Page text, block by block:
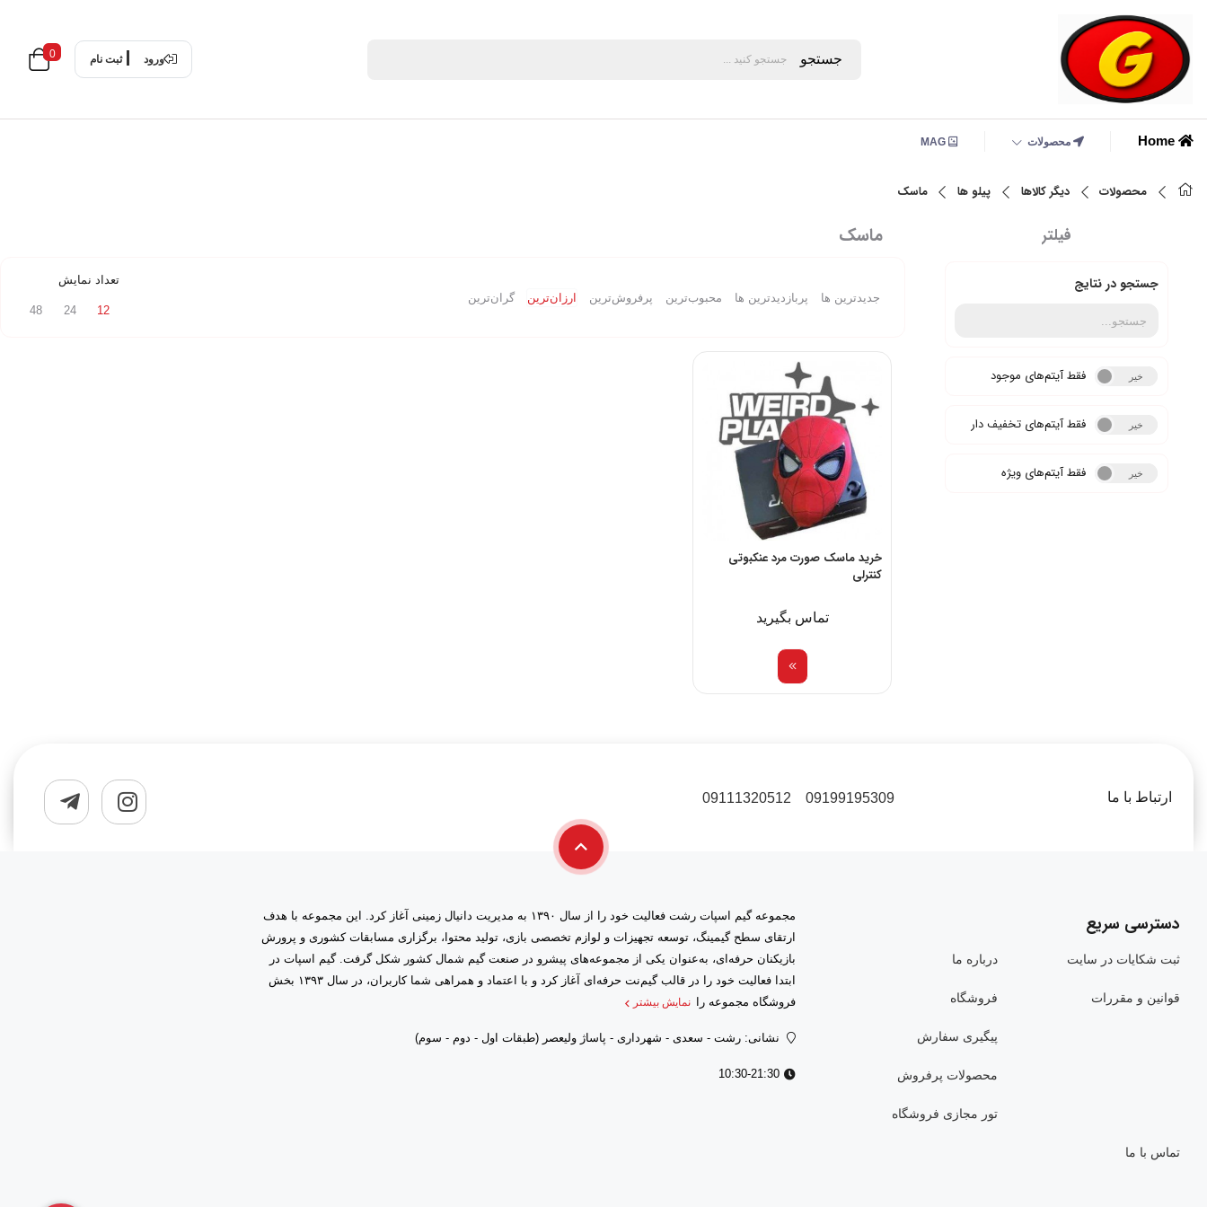
جستجو ورود ثبت نام 0
محصولات
محصولات دیگر کالاها پیلو ها ماسک
فیلتر
جستجو در نتایج
بله خیر فقط آیتم‌های موجود
بله خیر فقط آیتم‌های تخفیف دار
بله خیر فقط آیتم‌های ویژه
ماسک
جدیدترین ها پربازدیدترین ها محبوب‌‌ترین پرفروش‌ترین ارزان‌ترین گران‌ترین
تعداد نمایش
12
24
48
خرید ماسک صورت مرد عنکبوتی
کنترلی
تماس بگیرید
ارتباط با ما 09199195309
09111320512
دسترسی سریع
ثبت شکایات در سایت درباره ما
قوانین و مقررات فروشگاه
پیگیری سفارش
محصولات پرفروش
تور مجازی فروشگاه
تماس با ما
مجموعه گیم اسپات رشت فعالیت خود را از سال ۱۳۹۰ به مدیریت دانیال زمینی آغاز کرد. این مجموعه با هدف
ارتقای سطح گیمینگ، توسعه تجهیزات و لوازم تخصصی بازی، تولید محتوا، برگزاری مسابقات کشوری و پرورش
بازیکنان حرفه‌ای، به‌عنوان یکی از مجموعه‌های پیشرو در صنعت گیم شمال کشور شکل گرفت. گیم اسپات در
ابتدا فعالیت خود را در قالب گیم‌نت حرفه‌ای آغاز کرد و با اعتماد و همراهی شما کاربران، در سال ۱۳۹۳ بخش
فروشگاه مجموعه را نمایش بیشتر
نشانی: رشت - سعدى - شهرداری - پاساژ ولیعصر (طبقات اول - دوم - سوم)
10:30-21:30